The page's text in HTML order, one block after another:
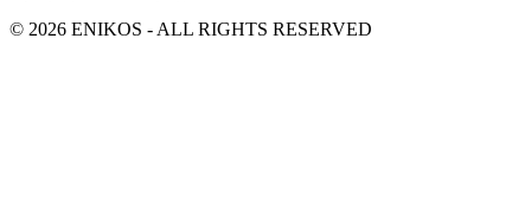
© 2026 ENIKOS - ALL RIGHTS RESERVED